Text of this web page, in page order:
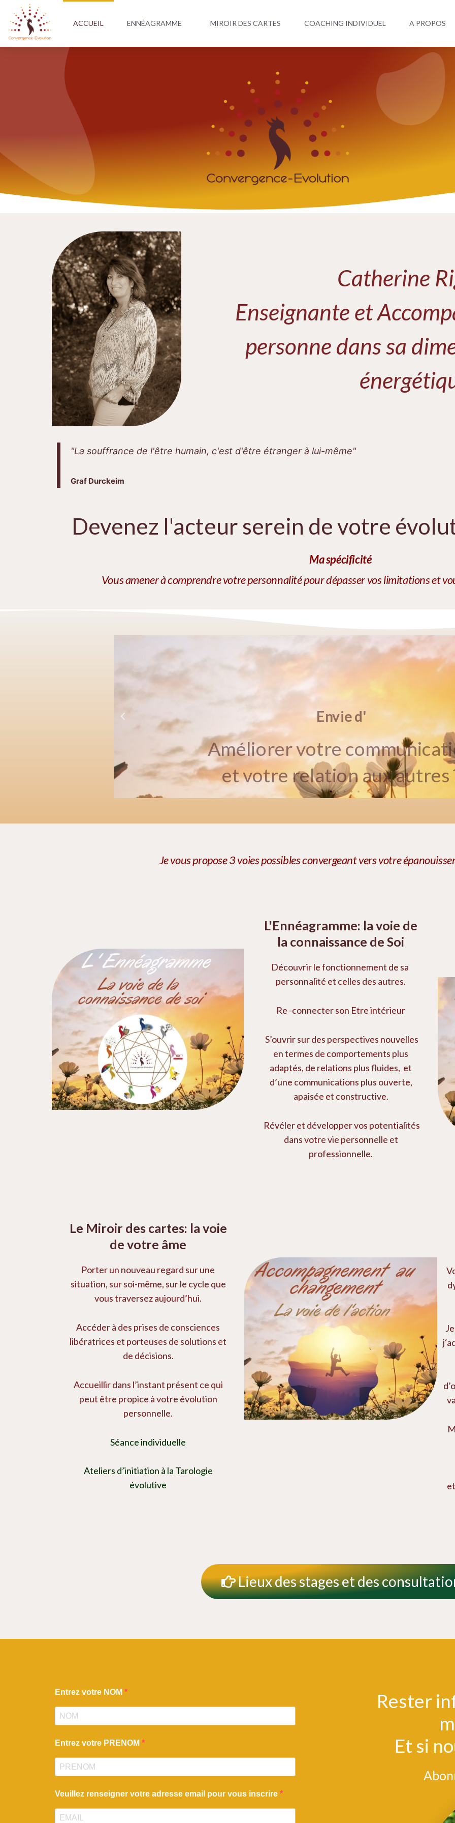
ACCUEIL ENNÉAGRAMME MIROIR DES CARTES COACHING INDIVIDUEL A PROPOS
Catherine
Enseignante et
personne dans sa
"La souffrance de l'être humain, c'est d'être étranger à lui-même"
Graf Durckeim
Devenez l'acteur serein de votre
Ma spécificité
Vous amener à comprendre votre personnalité pour dépasser vos limitations et
Améliorer votre
et votre relation aux autres
Je vous propose 3 voies possibles convergeant vers votre
L'Ennéagramme: la voie de
la connaissance de Soi
Découvrir le fonctionnement de sa
personnalité et celles des autres.
Re -connecter son Etre intérieur
S’ouvrir sur des perspectives nouvelles
en termes de comportements plus
adaptés, de relations plus fluides, et
d’une communications plus ouverte,
apaisée et constructive.
Révéler et développer vos potentialités
dans votre vie personnelle et
professionnelle.
Le Miroir des cartes: la voie
de votre âme
Porter un nouveau regard sur une
situation, sur soi-même, sur le cycle que
vous traversez aujourd’hui.
Accéder à des prises de consciences
libératrices et porteuses de solutions et
de décisions.
Accueillir dans l’instant présent ce qui
peut être propice à votre évolution
personnelle.
Séance individuelle
Ateliers d’initiation à la Tarologie
évolutive
j
Lieux des stages et des
Entrez votre NOM
Entrez votre PRENOM
Veuillez renseigner votre adresse email pour vous inscrire
Rester
Et si